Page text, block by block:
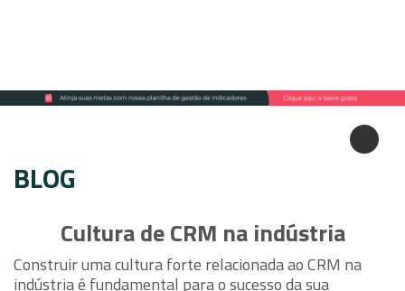
BLOG
Cultura de CRM na indústria
Construir uma cultura forte relacionada ao CRM na
indústria é fundamental para o sucesso da sua